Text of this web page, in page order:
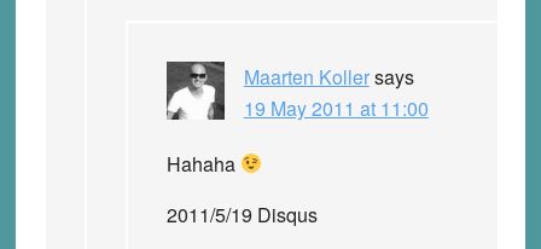
Maarten Kollersays
19 May 2011 at 11:00
Hahaha
2011/5/19 Disqus